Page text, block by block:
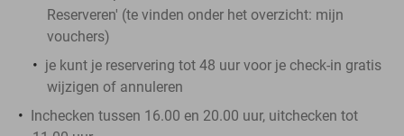
Reserveren' (te vinden onder het overzicht: mijn
vouchers)
je kunt je reservering tot 48 uur voor je check-in gratis
wijzigen of annuleren
Inchecken tussen 16.00 en 20.00 uur, uitchecken tot